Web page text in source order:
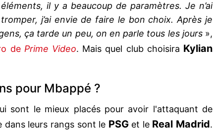
il y a beaucoup de paramètres. Je n’ai
j’ai envie de faire le bon choix. Après je
ça tarde un peu, on en parle tous les jours»,
de Prime Video. Mais quel club choisira Kylian
pour Mbappé ?
sont le mieux placés pour avoir l'attaquant de
dans leurs rangs sont le PSGet le Real Madrid.